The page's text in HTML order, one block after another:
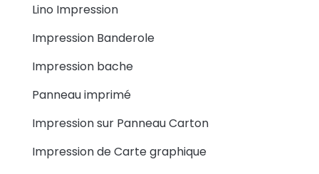
Lino Impression
Impression Banderole
Impression bache
Panneau imprimé
Impression sur Panneau Carton
Impression de Carte graphique